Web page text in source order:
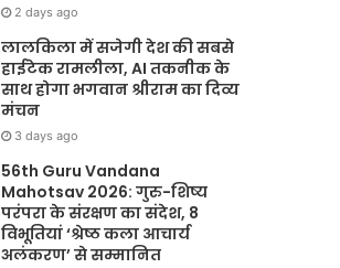
2 days ago
लालकिला में सजेगी देश की सबसे
हाईटेक रामलीला, AI तकनीक के
साथ होगा भगवान श्रीराम का दिव्य
मंचन
3 days ago
56th Guru Vandana
Mahotsav 2026: गुरु-शिष्य
परंपरा के संरक्षण का संदेश, 8
विभूतियां ‘श्रेष्ठ कला आचार्य
अलंकरण’ से सम्मानित